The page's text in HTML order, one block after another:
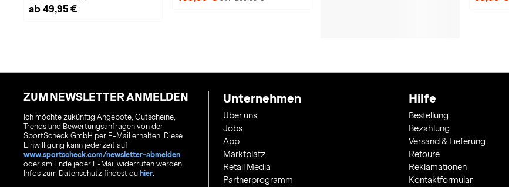
ab 49,95 €
ZUM NEWSLETTER ANMELDEN
Ich möchte zukünftig Angebote, Gutscheine,
Trends und Bewertungsanfragen von der
SportScheck GmbH per E-Mail erhalten. Diese
Einwilligung kann jederzeit auf
www.sportscheck.com/newsletter-abmelden
oder am Ende jeder E-Mail widerrufen werden.
Infos zum Datenschutz findest du hier
Unternehmen
Über uns
Jobs
App
Marktplatz
Retail Media
Partnerprogramm
Hilfe
Bestellung
Bezahlung
Versand & Lieferung
Retoure
Reklamationen
Kontaktformular